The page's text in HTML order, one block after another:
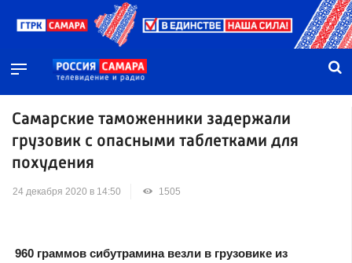
Самарские таможенники задержали
грузовик с опасными таблетками для
похудения
24 декабря 2020 в 14:50 1505
960 граммов сибутрамина везли в грузовике из